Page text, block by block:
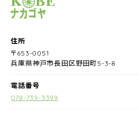
住所
〒653-0051
兵庫県神戸市長田区野田町5-3-8
電話番号
078-739-3399